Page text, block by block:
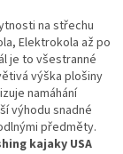
na střechu
Elektrokola až po
je to všestranné
výška plošiny
namáhání
výhodu snadné
předměty.
kajaky USA